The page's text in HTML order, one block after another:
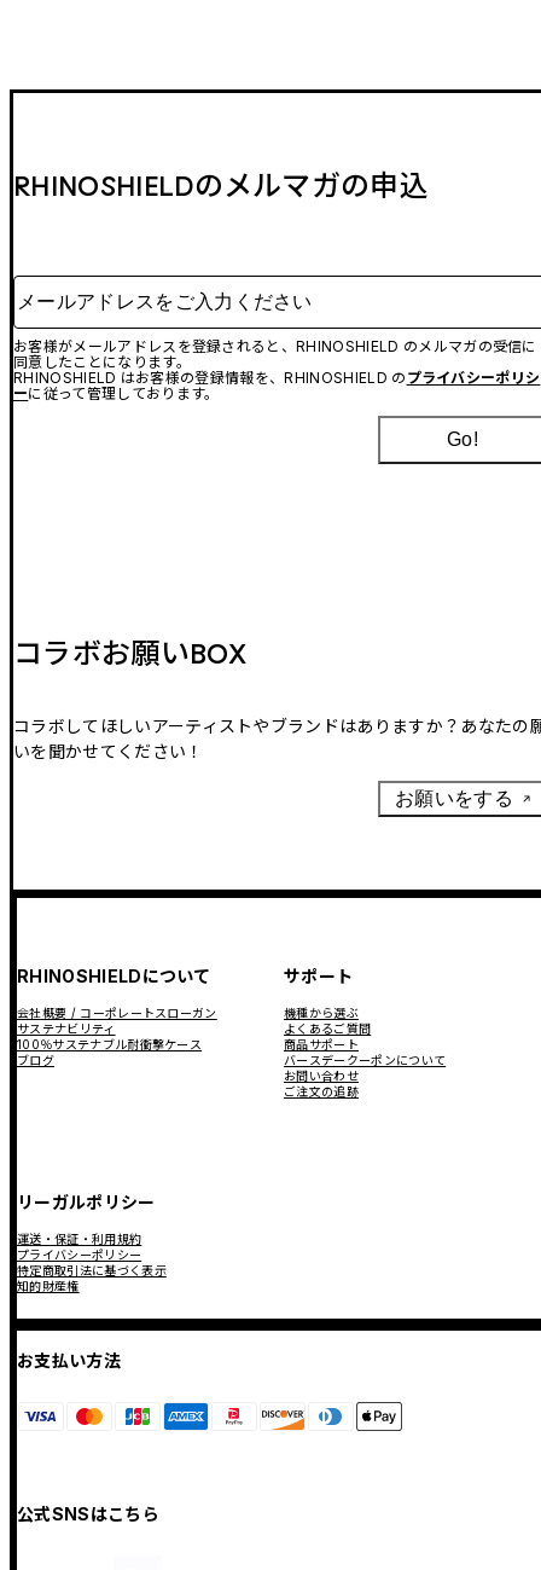
RHINOSHIELDのメルマガの申込
メールアドレスをご入力ください
お客様がメールアドレスを登録されると、RHINOSHIELD のメルマガの受信に
同意したことになります。
RHINOSHIELD はお客様の登録情報を、RHINOSHIELD の プライバシーポリシ
ーに従って管理しております。
Go!
コラボお願いBOX
コラボしてほしいアーティストやブランドはありますか？あなたの
いを聞かせてください！
お願いをする
RHINOSHIELDについて
会社概要 / コーポレートスローガン
サステナビリティ
100％サステナブル耐衝撃ケース
ブログ
サポート
機種から選ぶ
よくあるご質問
商品サポート
バースデークーポンについて
お問い合わせ
ご注文の追跡
リーガルポリシー
運送・保証・利用規約
プライバシーポリシー
特定商取引法に基づく表示
知的財産権
お支払い方法
公式SNSはこちら